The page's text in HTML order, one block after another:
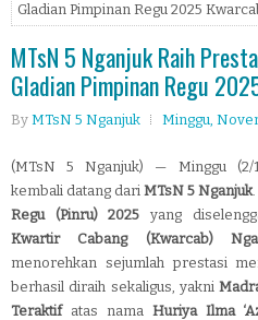
Gladian Pimpinan Regu 2025
MTsN 5 Nganjuk Raih
Gladian Pimpinan Regu
By MTsN 5 Nganjuk Minggu,
(MTsN 5 Nganjuk) — Minggu (2/
kembali datang dari MTsN 5 Nganjuk
Regu (Pinru) 2025 yang
Kwartir Cabang (Kwarcab)
menorehkan sejumlah prestasi
berhasil diraih sekaligus, yakni
Teraktifatas nama Huriya Ilma